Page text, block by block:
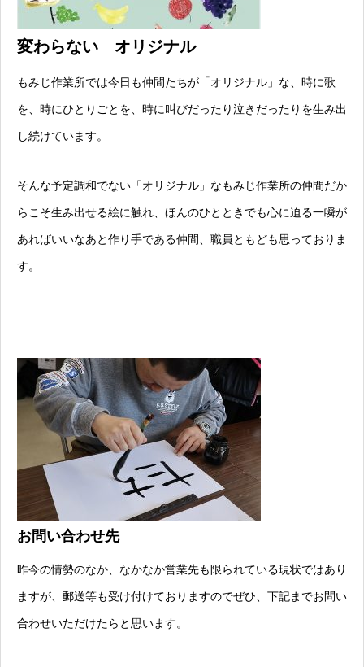
変わらない オリジナル
もみじ作業所では今日も仲間たちが「オリジナル」な、時に歌
を、時にひとりごとを、時に叫びだったり泣きだったりを生み出
し続けています。
そんな予定調和でない「オリジナル」なもみじ作業所の仲間だか
らこそ生み出せる絵に触れ、ほんのひとときでも心に迫る一瞬が
あればいいなあと作り手である仲間、職員ともども思っておりま
す。
お問い合わせ先
昨今の情勢のなか、なかなか営業先も限られている現状ではあり
ますが、郵送等も受け付けておりますのでぜひ、下記までお問い
合わせいただけたらと思います。